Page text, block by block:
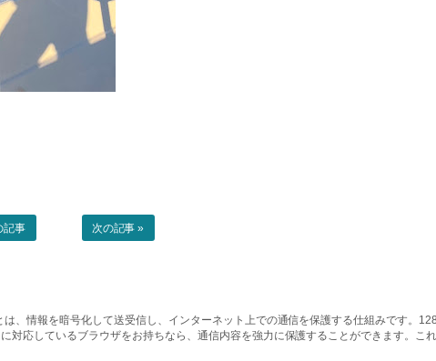
記事 次の記事 »
、情報を暗号化して送受信し、インターネット上での通信を保護する仕組みです。
対応しているブラウザをお持ちなら、通信内容を強力に保護することができます。